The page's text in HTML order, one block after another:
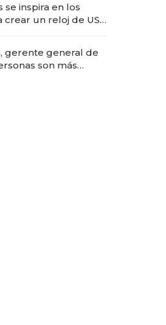
se inspira en los
crear un reloj de US$
gerente general de
son más